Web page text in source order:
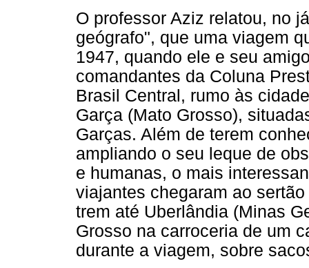
O professor Aziz relatou, no
geógrafo", que uma viagem
1947, quando ele e seu
comandantes da Coluna
Brasil Central, rumo às
Garça (Mato Grosso),
Garças. Além de terem
ampliando o seu leque de
e humanas, o mais
viajantes chegaram ao
trem até Uberlândia (Minas
Grosso na carroceria de um
durante a viagem, sobre